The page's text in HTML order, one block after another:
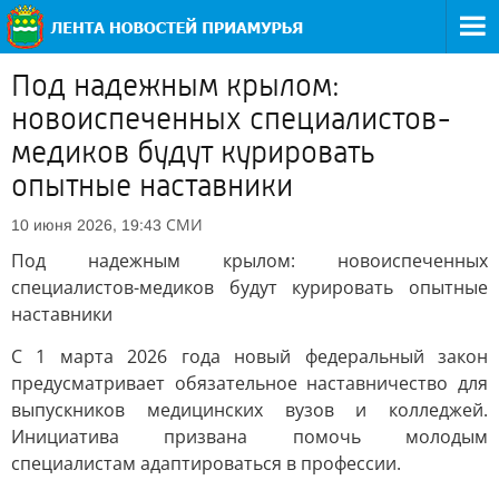
Под надежным крылом:
новоиспеченных специалистов-
медиков будут курировать
опытные наставники
10 июня 2026, 19:43 СМИ
Под надежным крылом: новоиспеченных
специалистов-медиков будут курировать опытные
наставники
С 1 марта 2026 года новый федеральный закон
предусматривает обязательное наставничество для
выпускников медицинских вузов и колледжей.
Инициатива призвана помочь молодым
специалистам адаптироваться в профессии.